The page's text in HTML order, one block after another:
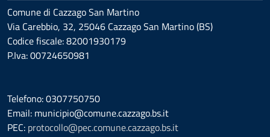
Comune di Cazzago San Martino
Via Carebbio, 32, 25046 Cazzago San Martino (BS)
Codice fiscale: 82001930179
P.Iva: 00724650981
Telefono: 0307750750
Email: municipio@comune.cazzago.bs.it
PEC: protocollo@pec.comune.cazzago.bs.it